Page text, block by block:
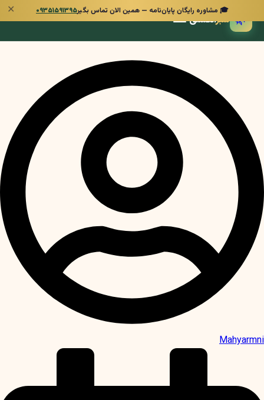
🎓 مشاوره رایگان پایان‌نامه — همین الان تماس بگیر۰۹۳۵۱۵۹۱۳۹۵ ✕
🌿 سبزانگشتی
Mahyarmni